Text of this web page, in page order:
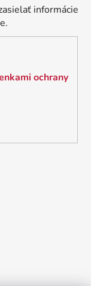
informácie
ochrany